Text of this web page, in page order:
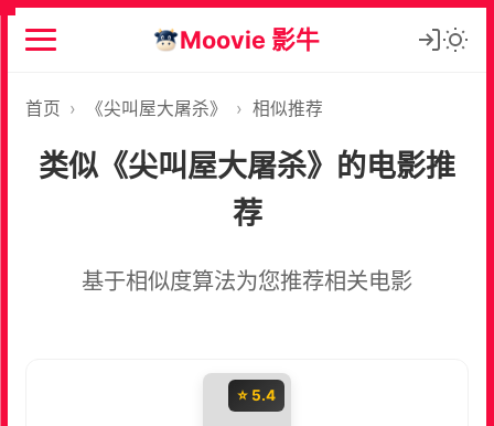
Moovie 影牛
首页 › 《尖叫屋大屠杀》 › 相似推荐
类似《尖叫屋大屠杀》的电影推
荐
基于相似度算法为您推荐相关电影
⭐ 5.4